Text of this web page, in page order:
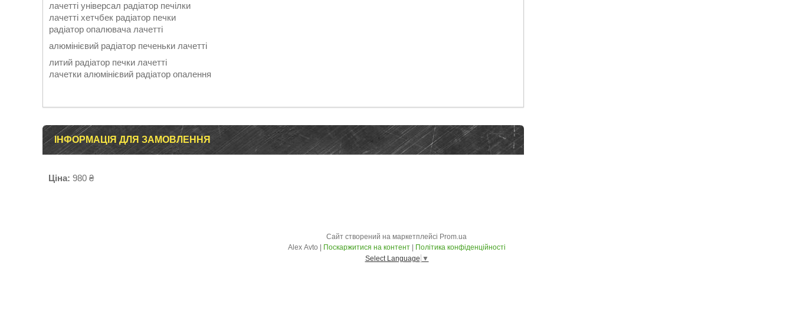
лачетті універсал радіатор печілки
лачетті хетчбек радіатор печки
радіатор опалювача лачетті
алюмінієвий радіатор печеньки лачетті
литий радіатор печки лачетті
лачетки алюмінієвий радіатор опалення
ІНФОРМАЦІЯ ДЛЯ ЗАМОВЛЕННЯ
Ціна: 980 ₴
Сайт створений на маркетплейсі Prom.ua
Поскаржитися на контент
Політика конфіденційності
Select Language ▼